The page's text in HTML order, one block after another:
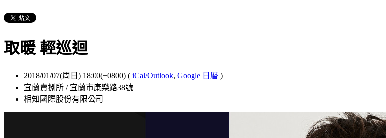
取暖 輕巡迴
2018/01/07(周日) 18:00(+0800) ( iCal/Outlook, Google 日曆 )
宜蘭賣捌所 / 宜蘭市康樂路38號
相知國際股份有限公司